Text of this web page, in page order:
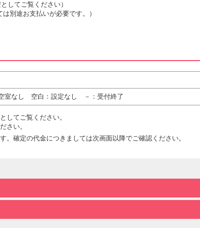
してご覧ください）
別途お支払いが必要です。）
なし 空白：設定なし －：受付終了
してご覧ください。
さい。
確定の代金につきましては次画面以降でご確認ください。